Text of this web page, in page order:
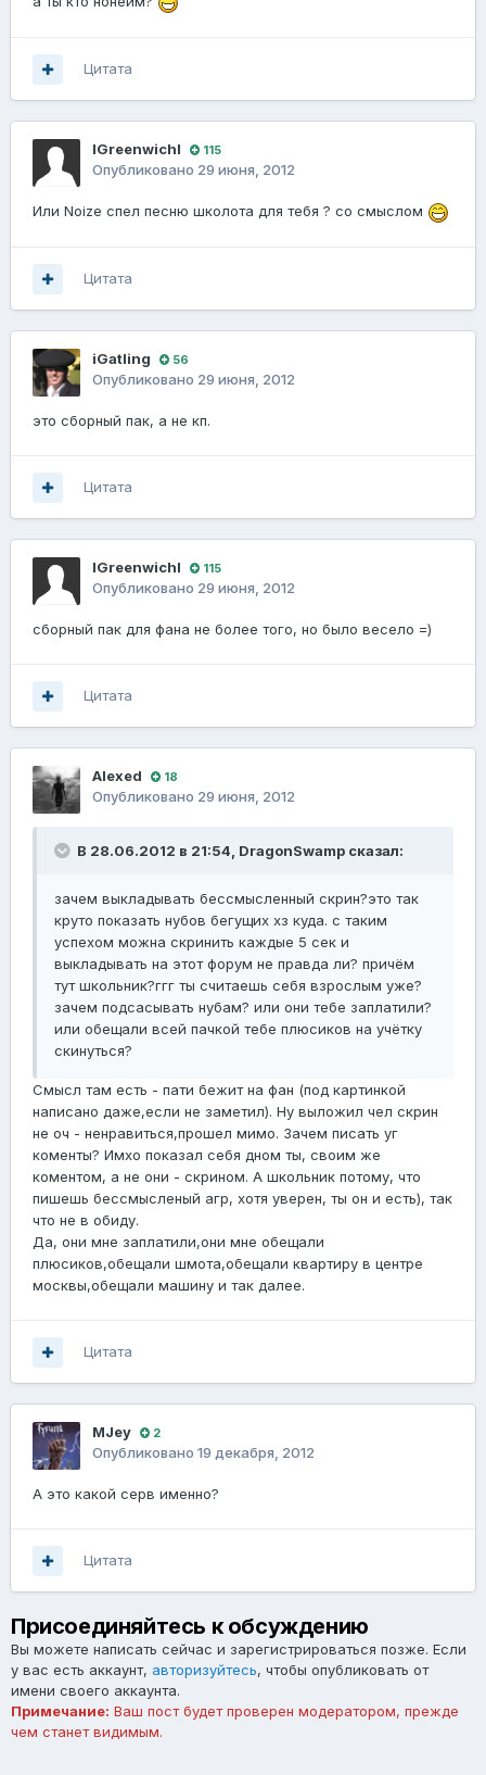
Цитата
lGreenwichl 115
Опубликовано 29 июня, 2012
Или Noize спел песню школота для тебя ? со смыслом
Цитата
iGatling 56
Опубликовано 29 июня, 2012
это сборный пак, а не кп.
Цитата
lGreenwichl 115
Опубликовано 29 июня, 2012
сборный пак для фана не более того, но было весело =)
Цитата
Alexed 18
Опубликовано 29 июня, 2012
В 28.06.2012 в 21:54, DragonSwamp сказал:
зачем выкладывать бессмысленный скрин?это так
круто показать нубов бегущих хз куда. с таким
успехом можна скринить каждые 5 сек и
выкладывать на этот форум не правда ли? причём
тут школьник?ггг ты считаешь себя взрослым уже?
зачем подсасывать нубам? или они тебе заплатили?
или обещали всей пачкой тебе плюсиков на учётку
скинуться?
Смысл там есть - пати бежит на фан (под картинкой
написано даже,если не заметил). Ну выложил чел скрин
не оч - ненравиться,прошел мимо. Зачем писать уг
коменты? Имхо показал себя дном ты, своим же
коментом, а не они - скрином. А школьник потому, что
пишешь бессмысленый агр, хотя уверен, ты он и есть), так
что не в обиду.
Да, они мне заплатили,они мне обещали
плюсиков,обещали шмота,обещали квартиру в центре
москвы,обещали машину и так далее.
Цитата
MJey 2
Опубликовано 19 декабря, 2012
А это какой серв именно?
Цитата
Присоединяйтесь к обсуждению
Вы можете написать сейчас и зарегистрироваться позже. Если
у вас есть аккаунт, авторизуйтесь, чтобы опубликовать от
имени своего аккаунта.
Примечание: Ваш пост будет проверен модератором, прежде
чем станет видимым.